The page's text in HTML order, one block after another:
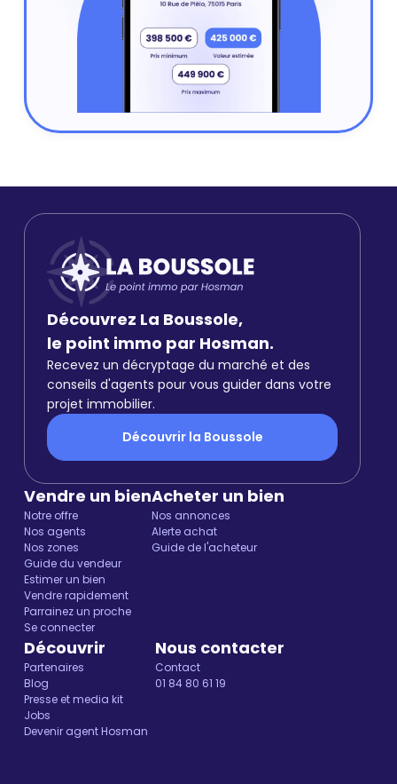
Découvrez La Boussole,
le point immo par Hosman.
Recevez un décryptage du marché et des
conseils d'agents pour vous guider dans votre
projet immobilier.
Découvrir la Boussole
Vendre un bien
Notre offre
Nos agents
Nos zones
Guide du vendeur
Estimer un bien
Vendre rapidement
Parrainez un proche
Se connecter
Acheter un bien
Nos annonces
Alerte achat
Guide de l'acheteur
Découvrir
Partenaires
Blog
Presse et media kit
Jobs
Devenir agent Hosman
Nous contacter
Contact
01 84 80 61 19